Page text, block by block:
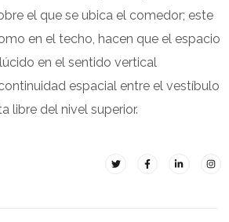
el que se ubica el comedor; este
en el techo, hacen que el espacio
en el sentido vertical
espacial entre el vestíbulo
libre del nivel superior.